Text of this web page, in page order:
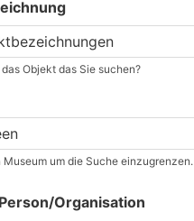
Objekt das Sie suchen?
Museum um die Suche einzugrenzen.
Organisation